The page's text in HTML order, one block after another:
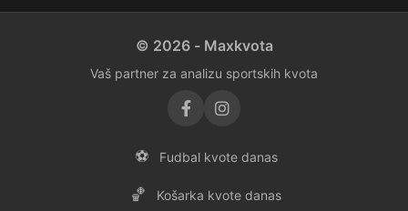
© 2026 - Maxkvota
Vaš partner za analizu sportskih kvota
⚽ Fudbal kvote danas
🏀 Košarka kvote danas